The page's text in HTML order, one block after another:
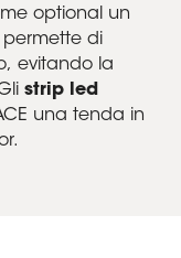
optional un
di
evitando la
di antiestetiche grinze. Gli strip led
una tenda in